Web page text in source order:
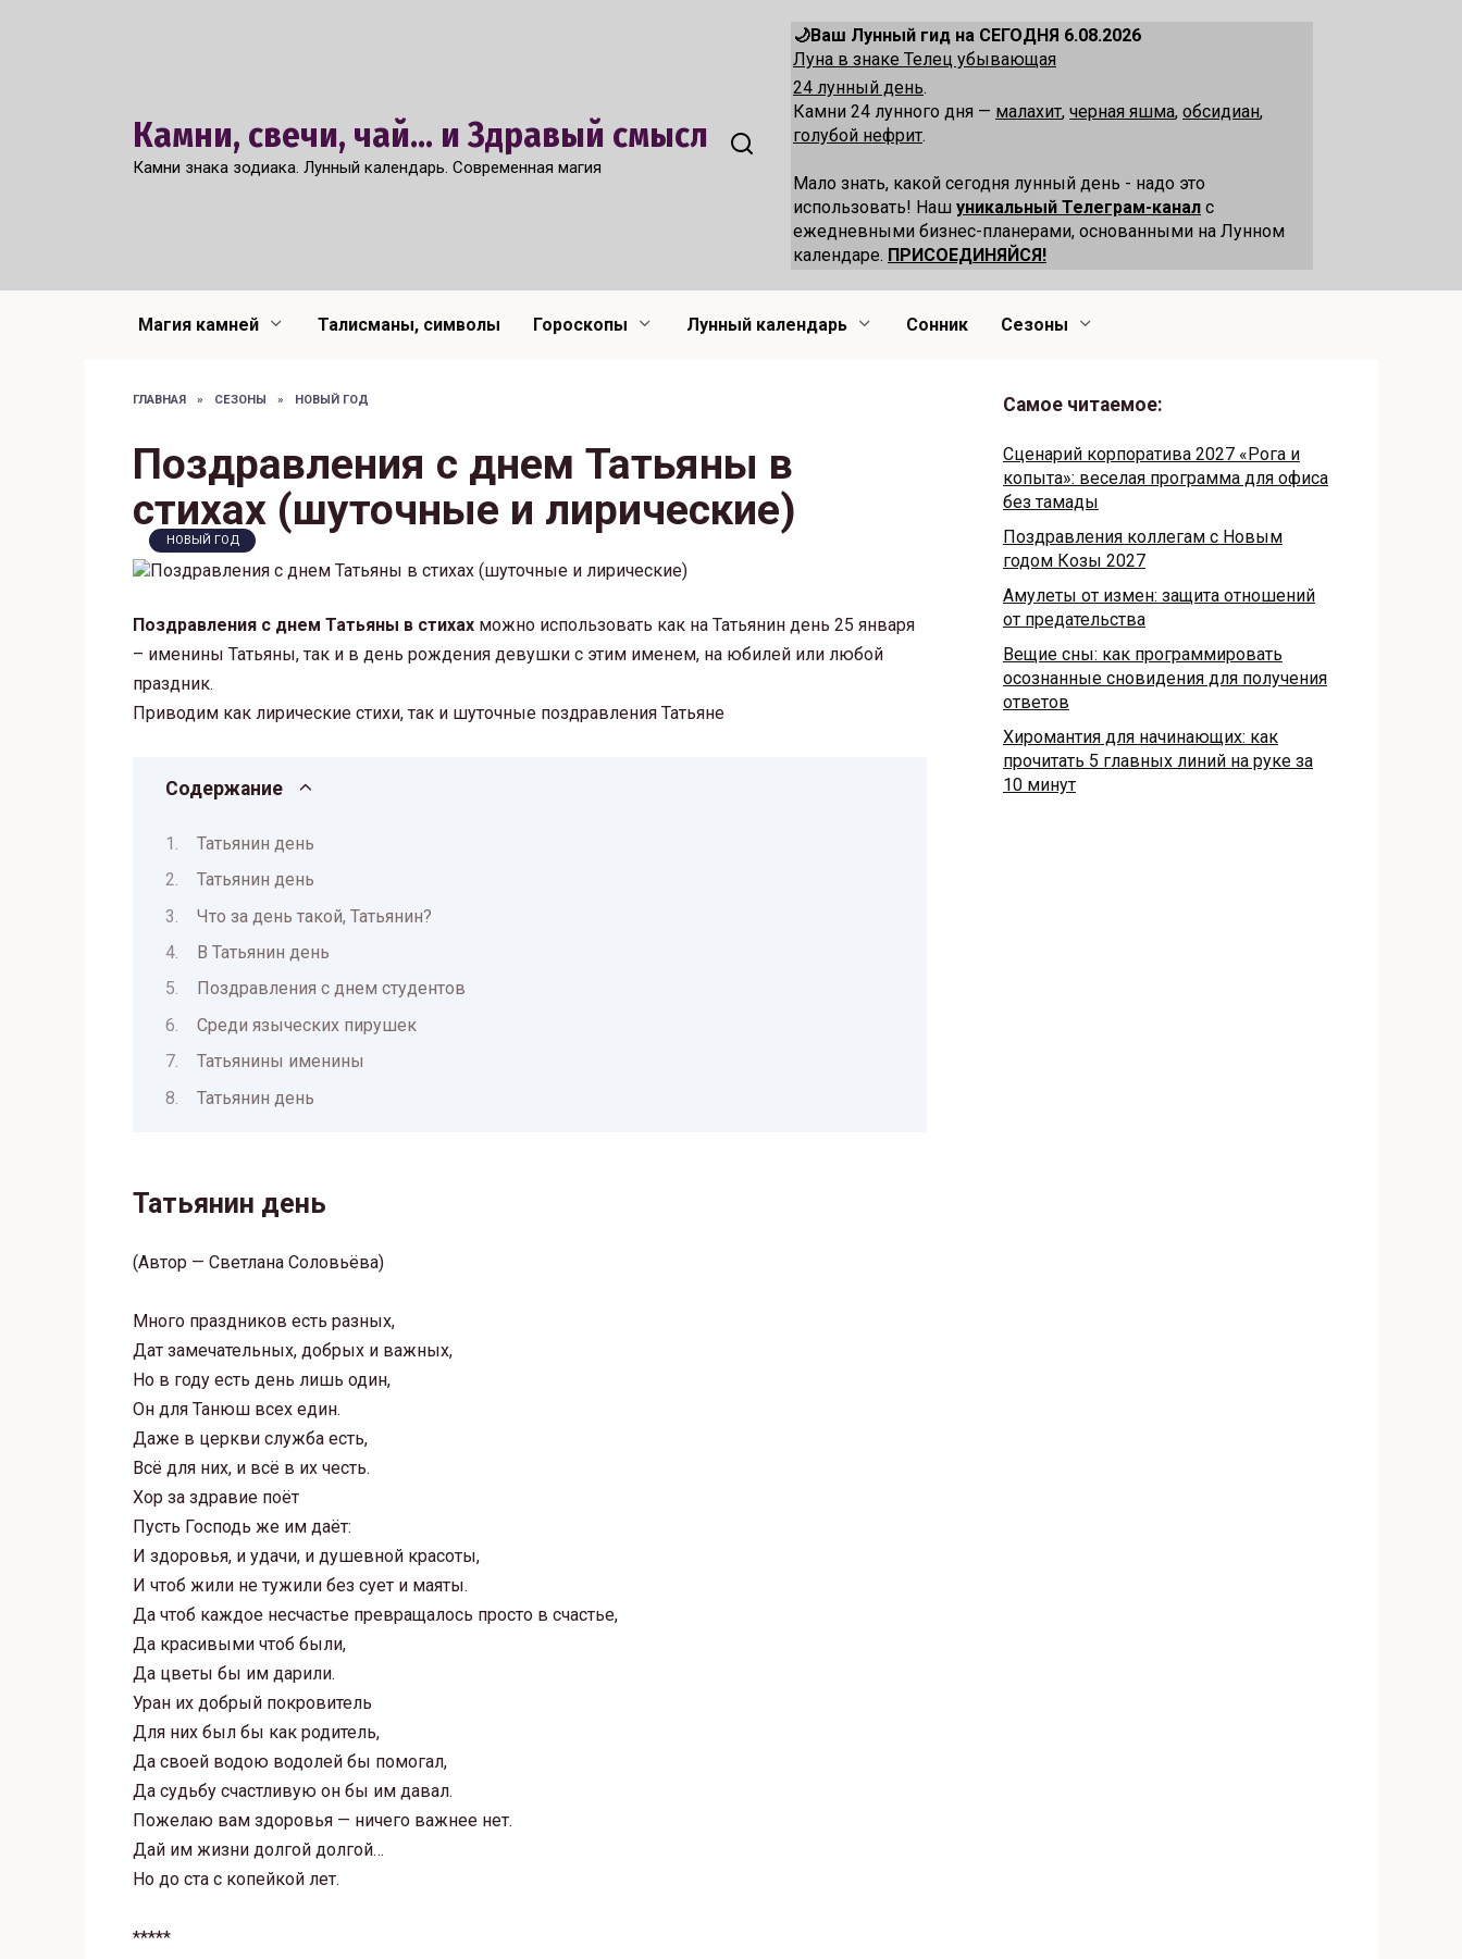
Камни, свечи, чай... и Здравый смысл
Камни знака зодиака. Лунный календарь. Современная магия
🌙Ваш Лунный гид на СЕГОДНЯ 6.08.2026
Луна в знаке Телец убывающая
24 лунный день.
Камни 24 лунного дня — малахит, черная яшма, обсидиан,
голубой нефрит.
Мало знать, какой сегодня лунный день - надо это
использовать! Наш уникальный Телеграм-канал с
ежедневными бизнес-планерами, основанными на Лунном
календаре. ПРИСОЕДИНЯЙСЯ!
Магия камней Талисманы, символы Гороскопы Лунный календарь Сонник Сезоны
ГЛАВНАЯ » СЕЗОНЫ » НОВЫЙ ГОД
Поздравления с днем Татьяны в
стихах (шуточные и лирические)
НОВЫЙ ГОД
Поздравления с днем Татьяны в стихах можно использовать как на Татьянин день 25 января
– именины Татьяны, так и в день рождения девушки с этим именем, на юбилей или любой
праздник.
Приводим как лирические стихи, так и шуточные поздравления Татьяне
Содержание
Татьянин день
Татьянин день
Что за день такой, Татьянин?
В Татьянин день
Поздравления с днем студентов
Среди языческих пирушек
Татьянины именины
Татьянин день
Татьянин день
(Автор — Светлана Соловьёва)
Много праздников есть разных,
Дат замечательных, добрых и важных,
Но в году есть день лишь один,
Он для Танюш всех един.
Даже в церкви служба есть,
Всё для них, и всё в их честь.
Хор за здравие поёт
Пусть Господь же им даёт:
И здоровья, и удачи, и душевной красоты,
И чтоб жили не тужили без сует и маяты.
Да чтоб каждое несчастье превращалось просто в счастье,
Да красивыми чтоб были,
Да цветы бы им дарили.
Уран их добрый покровитель
Для них был бы как родитель,
Да своей водою водолей бы помогал,
Да судьбу счастливую он бы им давал.
Пожелаю вам здоровья — ничего важнее нет.
Дай им жизни долгой долгой…
Но до ста с копейкой лет.
*****
Самое читаемое:
Сценарий корпоратива 2027 «Рога и
копыта»: веселая программа для офиса
без тамады
Поздравления коллегам с Новым
годом Козы 2027
Амулеты от измен: защита отношений
от предательства
Вещие сны: как программировать
осознанные сновидения для получения
ответов
Хиромантия для начинающих: как
прочитать 5 главных линий на руке за
10 минут